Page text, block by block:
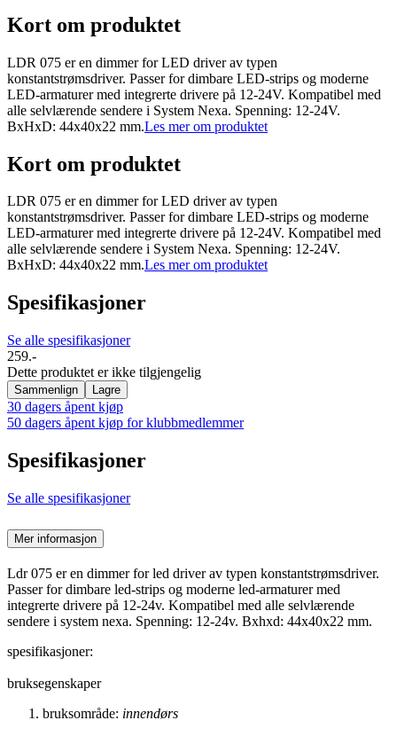
Kort om produktet
LDR 075 er en dimmer for LED driver av typen
konstantstrømsdriver. Passer for dimbare LED-strips og moderne
LED-armaturer med integrerte drivere på 12-24V. Kompatibel med
alle selvlærende sendere i System Nexa. Spenning: 12-24V.
BxHxD: 44x40x22 mm.Les mer om produktet
Kort om produktet
LDR 075 er en dimmer for LED driver av typen
konstantstrømsdriver. Passer for dimbare LED-strips og moderne
LED-armaturer med integrerte drivere på 12-24V. Kompatibel med
alle selvlærende sendere i System Nexa. Spenning: 12-24V.
BxHxD: 44x40x22 mm.Les mer om produktet
Spesifikasjoner
Se alle spesifikasjoner
259.-
Dette produktet er ikke tilgjengelig
Sammenlign Lagre
30 dagers åpent kjøp
50 dagers åpent kjøp for klubbmedlemmer
Spesifikasjoner
Se alle spesifikasjoner
Mer informasjon
Ldr 075 er en dimmer for led driver av typen konstantstrømsdriver.
Passer for dimbare led-strips og moderne led-armaturer med
integrerte drivere på 12-24v. Kompatibel med alle selvlærende
sendere i system nexa. Spenning: 12-24v. Bxhxd: 44x40x22 mm.
spesifikasjoner:
bruksegenskaper
bruksområde: innendørs